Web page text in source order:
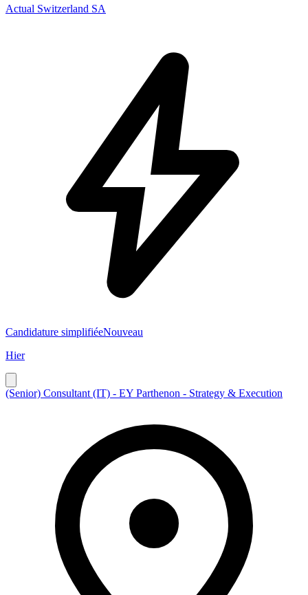
Actual Switzerland SA
Candidature simplifiéeNouveau
Hier
(Senior) Consultant (IT) - EY Parthenon - Strategy & Execution